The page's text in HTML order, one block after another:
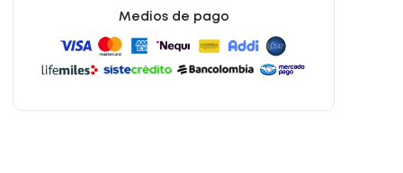
Medios de pago